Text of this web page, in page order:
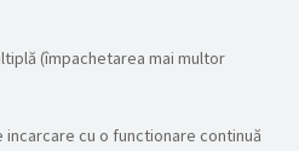
(împachetarea mai multor
cu o functionare continuă